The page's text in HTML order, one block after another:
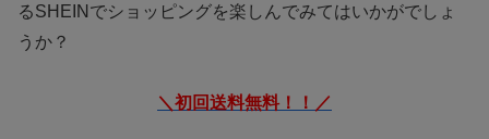
るSHEINでショッピングを楽しんでみてはいかがでしょ
うか？
＼初回送料無料！！／